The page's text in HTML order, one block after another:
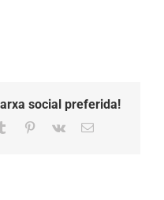
social preferida!
Tumblr Pinterest
Vk Email: